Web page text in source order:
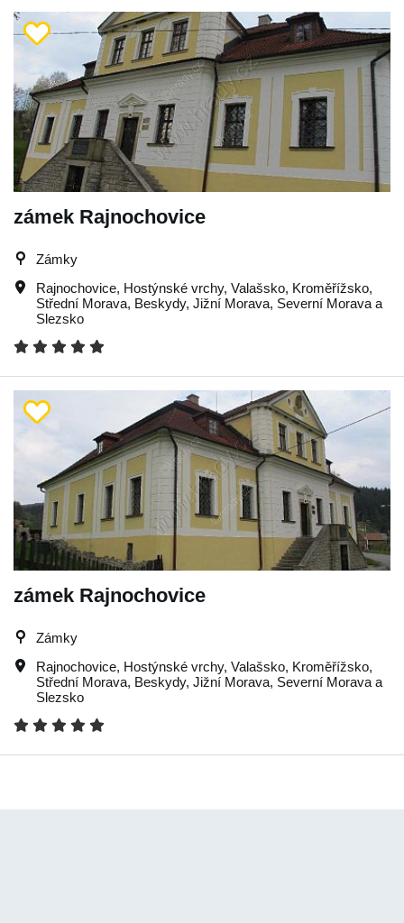
zámek Rajnochovice
Zámky
Rajnochovice, Hostýnské vrchy, Valašsko, Kroměřížsko,
Střední Morava, Beskydy, Jižní Morava, Severní Morava a
Slezsko
zámek Rajnochovice
Zámky
Rajnochovice, Hostýnské vrchy, Valašsko, Kroměřížsko,
Střední Morava, Beskydy, Jižní Morava, Severní Morava a
Slezsko